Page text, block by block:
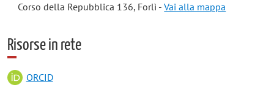
Corso della Repubblica 136, Forlì -Vai alla mappa
Risorse in rete
ORCID